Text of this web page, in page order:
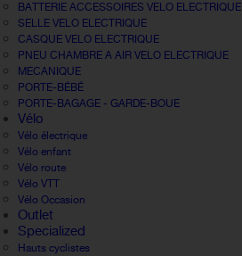
BATTERIE ACCESSOIRES VELO ELECTRIQUE
SELLE VELO ELECTRIQUE
CASQUE VELO ELECTRIQUE
PNEU CHAMBRE A AIR VELO ELECTRIQUE
MECANIQUE
PORTE-BÉBÉ
PORTE-BAGAGE - GARDE-BOUE
Vélo
Vélo électrique
Vélo enfant
Vélo route
Vélo VTT
Vélo Occasion
Outlet
Specialized
Hauts cyclistes